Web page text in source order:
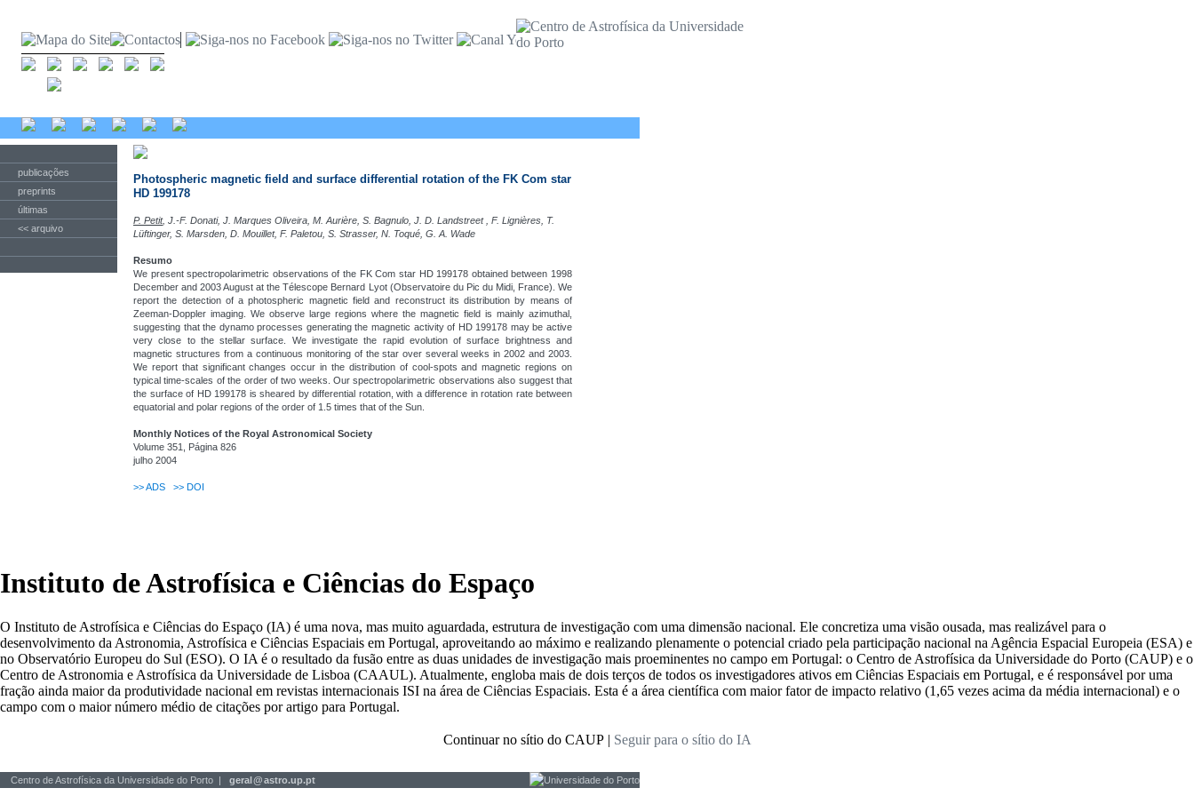
publicações
preprints
últimas
<< arquivo
Photospheric magnetic field and surface differential rotation of the FK Com star
HD 199178
P. Petit, J.-F. Donati, J. Marques Oliveira, M. Aurière, S. Bagnulo, J. D. Landstreet , F. Lignières, T.
Lüftinger, S. Marsden, D. Mouillet, F. Paletou, S. Strasser, N. Toqué, G. A. Wade
Resumo
We present spectropolarimetric observations of the FK Com star HD 199178 obtained between 1998
December and 2003 August at the Télescope Bernard Lyot (Observatoire du Pic du Midi, France). We
report the detection of a photospheric magnetic field and reconstruct its distribution by means of
Zeeman-Doppler imaging. We observe large regions where the magnetic field is mainly azimuthal,
suggesting that the dynamo processes generating the magnetic activity of HD 199178 may be active
very close to the stellar surface. We investigate the rapid evolution of surface brightness and
magnetic structures from a continuous monitoring of the star over several weeks in 2002 and 2003.
We report that significant changes occur in the distribution of cool-spots and magnetic regions on
typical time-scales of the order of two weeks. Our spectropolarimetric observations also suggest that
the surface of HD 199178 is sheared by differential rotation, with a difference in rotation rate between
equatorial and polar regions of the order of 1.5 times that of the Sun.
Monthly Notices of the Royal Astronomical Society
Volume 351, Página 826
julho 2004
>>ADS >> DOI
Instituto de Astrofísica e Ciências do Espaço
O Instituto de Astrofísica e Ciências do Espaço (IA) é uma nova, mas muito aguardada, estrutura de investigação com uma dimensão nacional. Ele concretiza uma visão ousada, mas realizável para o
desenvolvimento da Astronomia, Astrofísica e Ciências Espaciais em Portugal, aproveitando ao máximo e realizando plenamente o potencial criado pela participação nacional na Agência Espacial Europeia (ESA) e
no Observatório Europeu do Sul (ESO). O IA é o resultado da fusão entre as duas unidades de investigação mais proeminentes no campo em Portugal: o Centro de Astrofísica da Universidade do Porto (CAUP) e o
Centro de Astronomia e Astrofísica da Universidade de Lisboa (CAAUL). Atualmente, engloba mais de dois terços de todos os investigadores ativos em Ciências Espaciais em Portugal, e é responsável por uma
fração ainda maior da produtividade nacional em revistas internacionais ISI na área de Ciências Espaciais. Esta é a área científica com maior fator de impacto relativo (1,65 vezes acima da média internacional) e o
campo com o maior número médio de citações por artigo para Portugal.
Continuar no sítio do CAUP | Seguir para o sítio do IA
Centro de Astrofísica da Universidade do Porto | geral@astro.up.pt